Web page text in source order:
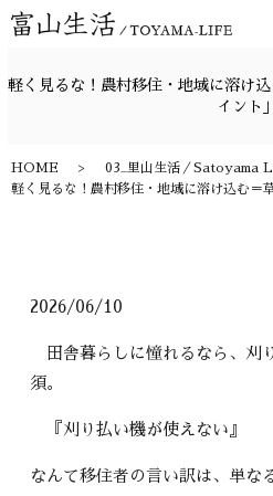
軽く見るな！農村移住・地域に溶け
イント」
HOME
03_里山生活／Satoyama
軽く見るな！農村移住・地域に溶け込む＝
2026/06/10
田舎暮らしに憧れるなら、刈
須。
『刈り払い機が使えない』
なんて移住者の言い訳は、単な